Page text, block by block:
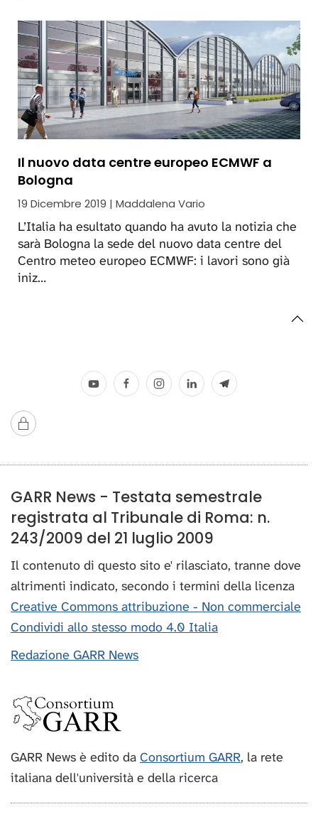
Il nuovo data centre europeo ECMWF a
Bologna
19 Dicembre 2019 | Maddalena Vario
L’Italia ha esultato quando ha avuto la notizia che
sarà Bologna la sede del nuovo data centre del
Centro meteo europeo ECMWF: i lavori sono già
iniz…
GARR News - Testata semestrale
registrata al Tribunale di Roma: n.
243/2009 del 21 luglio 2009
Il contenuto di questo sito e' rilasciato, tranne dove
altrimenti indicato, secondo i termini della licenza
Creative Commons attribuzione - Non commerciale
Condividi allo stesso modo 4.0 Italia
Redazione GARR News
GARR News è edito da Consortium GARR, la rete
italiana dell'università e della ricerca